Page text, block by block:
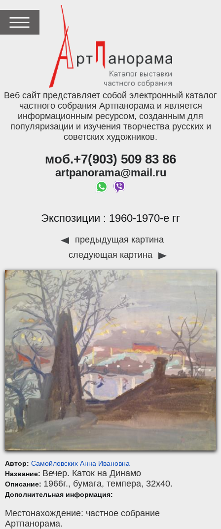
Веб сайт представляет собой электронный каталог
частного собрания Артпанорама и является
информационным ресурсом, созданным для
популяризации и изучения творчества русских и
советских художников.
моб.+7(903) 509 83 86
artpanorama@mail.ru
Экспозиции : 1960-1970-е гг
предыдущая картина
следующая картина
Автор: Самойловских Анна Ивановна
Название: Вечер. Каток на Динамо
Описание: 1966г., бумага, темпера, 32x40.
Дополнительная информация:
Местонахождение: частное собрание
Артпанорама.